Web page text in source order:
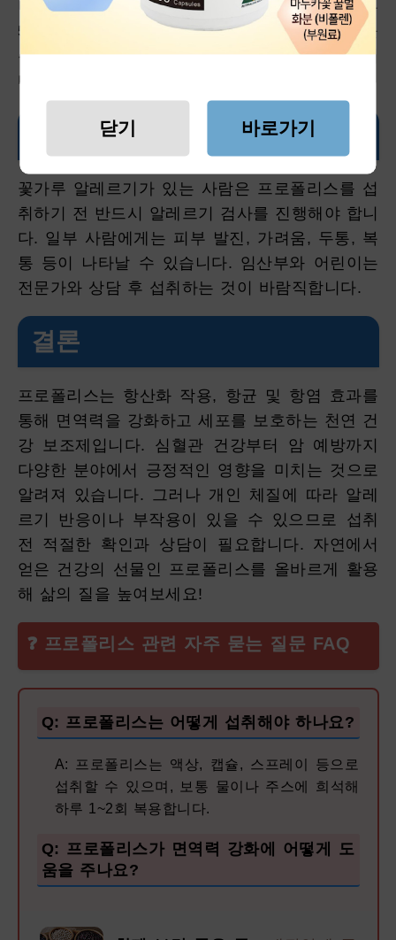
니다. 일반적으로 성인은 액상 프로폴리스를 하루
5방울 정도 물이나 주스에 섞어 복용하며, 아이들
은 연령에 맞게 섭취량을 줄이는 것이 안전합니
다.
부작용과 주의사항
꽃가루 알레르기가 있는 사람은 프로폴리스를 섭
취하기 전 반드시 알레르기 검사를 진행해야 합니
다. 일부 사람에게는 피부 발진, 가려움, 두통, 복
통 등이 나타날 수 있습니다. 임산부와 어린이는
전문가와 상담 후 섭취하는 것이 바람직합니다.
결론
프로폴리스는 항산화 작용, 항균 및 항염 효과를
통해 면역력을 강화하고 세포를 보호하는 천연 건
강 보조제입니다. 심혈관 건강부터 암 예방까지
다양한 분야에서 긍정적인 영향을 미치는 것으로
알려져 있습니다. 그러나 개인 체질에 따라 알레
르기 반응이나 부작용이 있을 수 있으므로 섭취
전 적절한 확인과 상담이 필요합니다. 자연에서
얻은 건강의 선물인 프로폴리스를 올바르게 활용
해 삶의 질을 높여보세요!
❓ 프로폴리스 관련 자주 묻는 질문 FAQ
Q: 프로폴리스는 어떻게 섭취해야 하나요?
A: 프로폴리스는 액상, 캡슐, 스프레이 등으로
섭취할 수 있으며, 보통 물이나 주스에 희석해
하루 1~2회 복용합니다.
Q: 프로폴리스가 면역력 강화에 어떻게 도
움을 주나요?
닫기 바로가기